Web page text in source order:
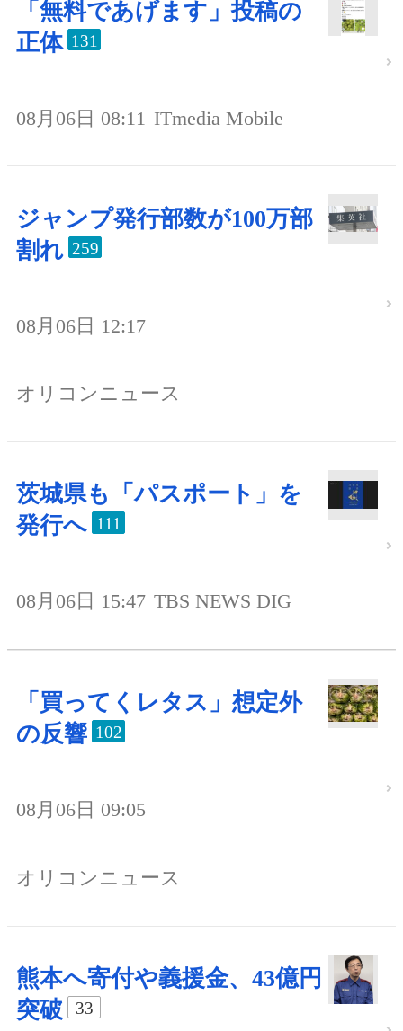
「無料であげます」投稿の
正体 131
08月06日 08:11 ITmedia Mobile
ジャンプ発行部数が100万部
割れ 259
08月06日 12:17
オリコンニュース
茨城県も「パスポート」を
発行へ 111
08月06日 15:47 TBS NEWS DIG
「買ってくレタス」想定外
の反響 102
08月06日 09:05
オリコンニュース
熊本へ寄付や義援金、43億円
突破
33